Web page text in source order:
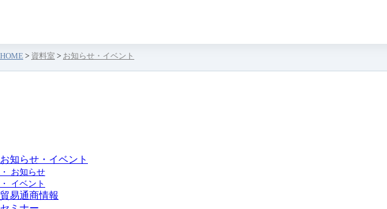
HOME > 資料室 > お知らせ・イベント
お知らせ・イベント
・ お知らせ
・ イベント
貿易通商情報